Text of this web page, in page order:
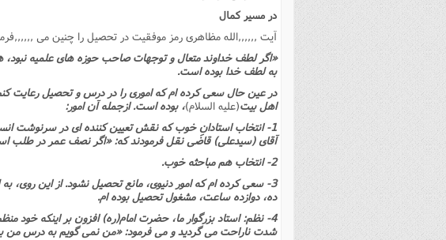
در مسیر کمال
آیت ,,,,,,الله مظاهرى رمز موفقیت در تحصیل را چنین مى
«اگر لطف خداوند متعال و توجهات صاحب حوزه هاى علمیه
به لطف خدا بوده است.
در عین حال سعى کرده ام که امورى را در درس و تحصیل رعایت
اهل بیت(علیه السلام)، بوده است. ازجمله آن امور:
1- انتخاب استادانِ خوب که نقش تعیین کننده اى در سرنوشت
آقاى (سیدعلى) قاضى نقل فرمودند که: «اگر نصف عمر در طلب
2- انتخاب هم مباحثه خوب.
3- سعى کرده ام که امور دنیوى، مانع تحصیل نشود. از این روى،
ده، دوازده ساعت، مشغول تحصیل بوده ام.
4- نظم: استاد بزرگوار ما، حضرت امام(ره) افزون بر اینکه
شدت ناراحت مى گردید و مى فرمود: «من نمى گویم به درس من